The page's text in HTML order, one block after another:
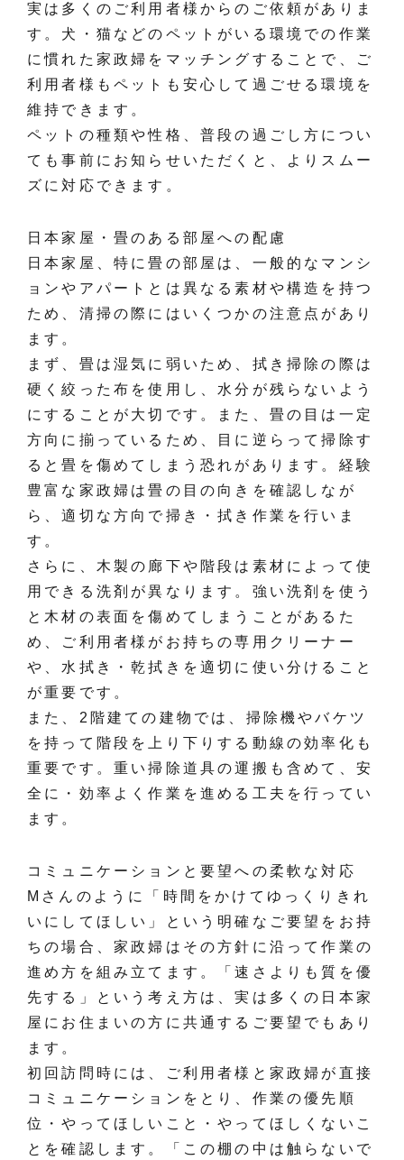
実は多くのご利用者様からのご依頼がありま
す。犬・猫などのペットがいる環境での作業
に慣れた家政婦をマッチングすることで、ご
利用者様もペットも安心して過ごせる環境を
維持できます。
ペットの種類や性格、普段の過ごし方につい
ても事前にお知らせいただくと、よりスムー
ズに対応できます。
日本家屋・畳のある部屋への配慮
日本家屋、特に畳の部屋は、一般的なマンシ
ョンやアパートとは異なる素材や構造を持つ
ため、清掃の際にはいくつかの注意点があり
ます。
まず、畳は湿気に弱いため、拭き掃除の際は
硬く絞った布を使用し、水分が残らないよう
にすることが大切です。また、畳の目は一定
方向に揃っているため、目に逆らって掃除す
ると畳を傷めてしまう恐れがあります。経験
豊富な家政婦は畳の目の向きを確認しなが
ら、適切な方向で掃き・拭き作業を行いま
す。
さらに、木製の廊下や階段は素材によって使
用できる洗剤が異なります。強い洗剤を使う
と木材の表面を傷めてしまうことがあるた
め、ご利用者様がお持ちの専用クリーナー
や、水拭き・乾拭きを適切に使い分けること
が重要です。
また、2階建ての建物では、掃除機やバケツ
を持って階段を上り下りする動線の効率化も
重要です。重い掃除道具の運搬も含めて、安
全に・効率よく作業を進める工夫を行ってい
ます。
コミュニケーションと要望への柔軟な対応
Mさんのように「時間をかけてゆっくりきれ
いにしてほしい」という明確なご要望をお持
ちの場合、家政婦はその方針に沿って作業の
進め方を組み立てます。「速さよりも質を優
先する」という考え方は、実は多くの日本家
屋にお住まいの方に共通するご要望でもあり
ます。
初回訪問時には、ご利用者様と家政婦が直接
コミュニケーションをとり、作業の優先順
位・やってほしいこと・やってほしくないこ
とを確認します。「この棚の中は触らないで